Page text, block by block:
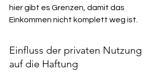
hier gibt es Grenzen, damit das
Einkommen nicht komplett weg ist.
Einfluss der privaten Nutzung
auf die Haftung